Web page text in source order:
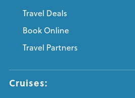
Travel Deals
Book Online
Travel Partners
Cruises: